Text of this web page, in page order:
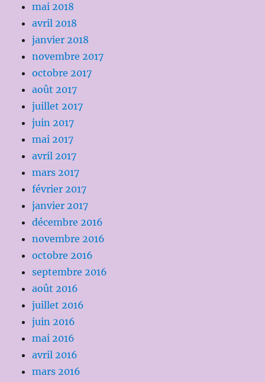
mai 2018
avril 2018
janvier 2018
novembre 2017
octobre 2017
août 2017
juillet 2017
juin 2017
mai 2017
avril 2017
mars 2017
février 2017
janvier 2017
décembre 2016
novembre 2016
octobre 2016
septembre 2016
août 2016
juillet 2016
juin 2016
mai 2016
avril 2016
mars 2016